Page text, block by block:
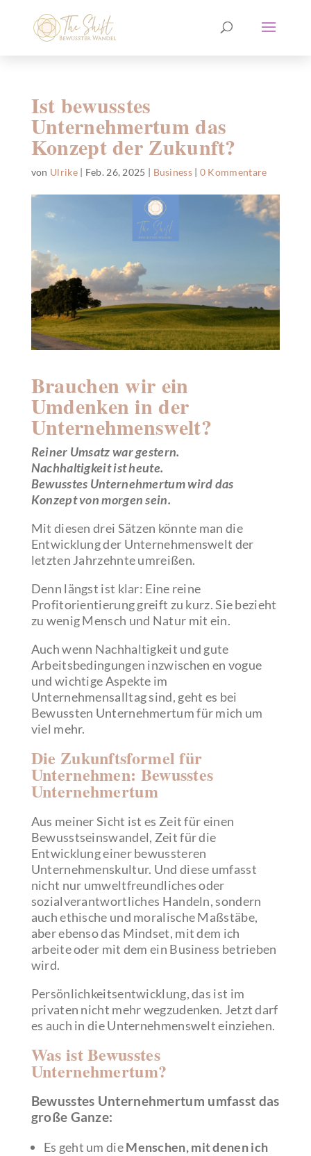
Ist bewusstes
Unternehmertum das
Konzept der Zukunft?
von Ulrike| Feb. 26, 2025 | Business| 0 Kommentare
Brauchen wir ein
Umdenken in der
Unternehmenswelt?
Reiner Umsatz war gestern.
Nachhaltigkeit ist heute.
Bewusstes Unternehmertum wird das
Konzept von morgen sein.
Mit diesen drei Sätzen könnte man die
Entwicklung der Unternehmenswelt der
letzten Jahrzehnte umreißen.
Denn längst ist klar: Eine reine
Profitorientierung greift zu kurz. Sie bezieht
zu wenig Mensch und Natur mit ein.
Auch wenn Nachhaltigkeit und gute
Arbeitsbedingungen inzwischen en vogue
und wichtige Aspekte im
Unternehmensalltag sind, geht es bei
Bewussten Unternehmertum für mich um
viel mehr.
Die Zukunftsformel für
Unternehmen: Bewusstes
Unternehmertum
Aus meiner Sicht ist es Zeit für einen
Bewusstseinswandel, Zeit für die
Entwicklung einer bewussteren
Unternehmenskultur. Und diese umfasst
nicht nur umweltfreundliches oder
sozialverantwortliches Handeln, sondern
auch ethische und moralische Maßstäbe,
aber ebenso das Mindset, mit dem ich
arbeite oder mit dem ein Business betrieben
wird.
Persönlichkeitsentwicklung, das ist im
privaten nicht mehr wegzudenken. Jetzt darf
es auch in die Unternehmenswelt einziehen.
Was ist Bewusstes
Unternehmertum?
Bewusstes Unternehmertum umfasst das
große Ganze:
Es geht um dieMenschen, mit denen ich